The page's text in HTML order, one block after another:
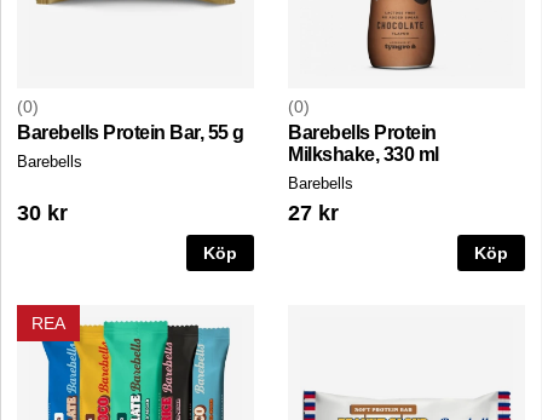
0
Barebells Protein Bar, 55 g
Barebells
30 kr
Köp
0
Barebells Protein
Milkshake, 330 ml
Barebells
27 kr
Köp
REA